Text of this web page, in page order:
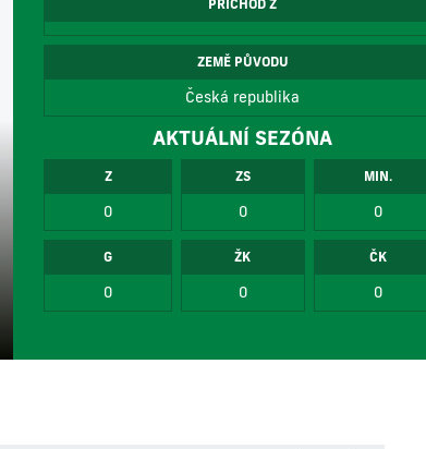
PŘÍCHOD Z
ZEMĚ PŮVODU
Česká republika
AKTUÁLNÍ SEZÓNA
Z
0
ZS
0
MIN.
0
G
0
ŽK
0
ČK
0